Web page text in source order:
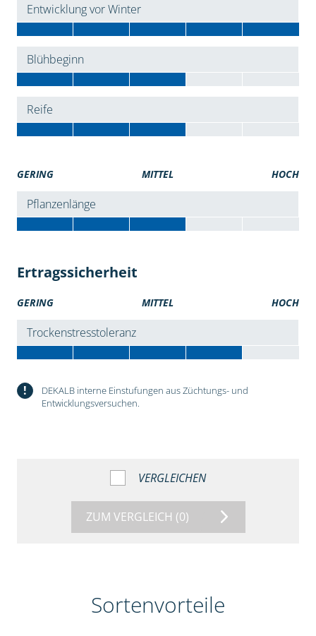
Entwicklung vor Winter
Blühbeginn
Reife
GERING MITTEL HOCH
Pflanzenlänge
Ertragssicherheit
GERING MITTEL HOCH
Trockenstresstoleranz
!
DEKALB interne Einstufungen aus Züchtungs- und
Entwicklungsversuchen.
VERGLEICHEN
ZUM VERGLEICH (0)
Sortenvorteile